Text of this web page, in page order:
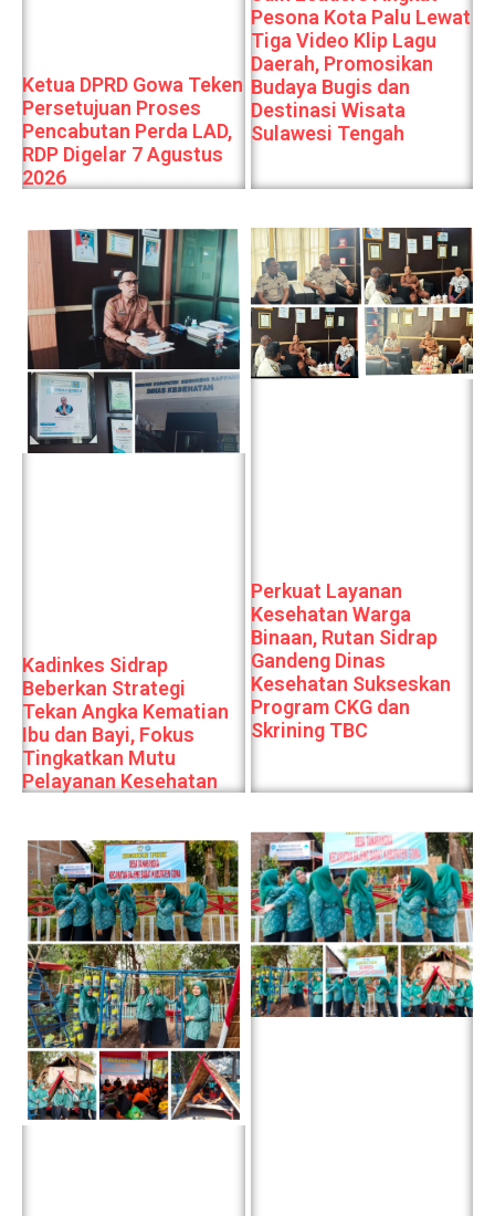
Ketua DPRD Gowa Teken
Persetujuan Proses
Pencabutan Perda LAD,
RDP Digelar 7 Agustus
2026
Pesona Kota Palu Lewat
Tiga Video Klip Lagu
Daerah, Promosikan
Budaya Bugis dan
Destinasi Wisata
Sulawesi Tengah
Kadinkes Sidrap
Beberkan Strategi
Tekan Angka Kematian
Ibu dan Bayi, Fokus
Tingkatkan Mutu
Pelayanan Kesehatan
Perkuat Layanan
Kesehatan Warga
Binaan, Rutan Sidrap
Gandeng Dinas
Kesehatan Sukseskan
Program CKG dan
Skrining TBC